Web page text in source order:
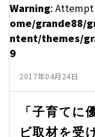
Warning:
ome/grande88/
ntent/themes/
9
2017年04月24日
「子育てに
ビ取材を受